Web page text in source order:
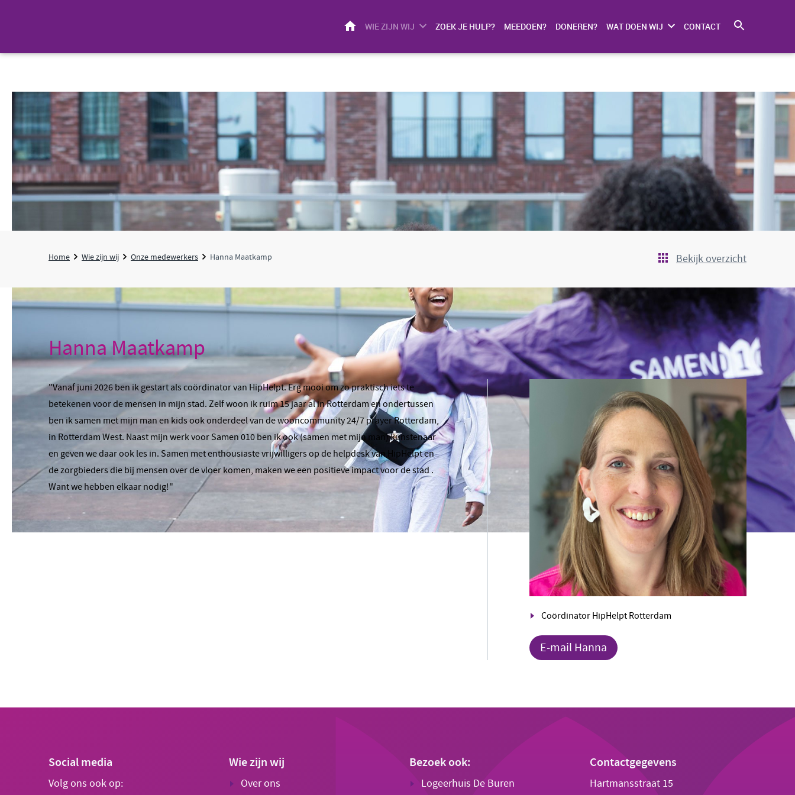
HOMEWIE ZIJN WIJ ZOEK JE HULP? MEEDOEN? DONEREN? WAT DOEN WIJ CONTACT
Home Wie zijn wij Onze medewerkers Hanna Maatkamp Bekijk overzicht
Hanna Maatkamp
"Vanaf juni 2026 ben ik gestart als coördinator van HipHelpt. Erg mooi om zo praktisch iets te
betekenen voor de mensen in mijn stad. Zelf woon ik ruim 15 jaar al in Rotterdam en ondertussen
ben ik samen met mijn man en kids ook onderdeel van de wooncommunity 24/7 prayer Rotterdam,
in Rotterdam West. Naast mijn werk voor Samen 010 ben ik ook (samen met mijn man) kunstenaar
en geven we daar ook les in. Samen met enthousiaste vrijwilligers op de helpdesk van HipHelpt en
de zorgbieders die bij mensen over de vloer komen, maken we een positieve impact voor de stad .
Want we hebben elkaar nodig!"
Coördinator HipHelpt Rotterdam
E-mail Hanna
Social media
Volg ons ook op:
Wie zijn wij
Over ons
Bezoek ook:
Logeerhuis De Buren
Contactgegevens
Hartmansstraat 15